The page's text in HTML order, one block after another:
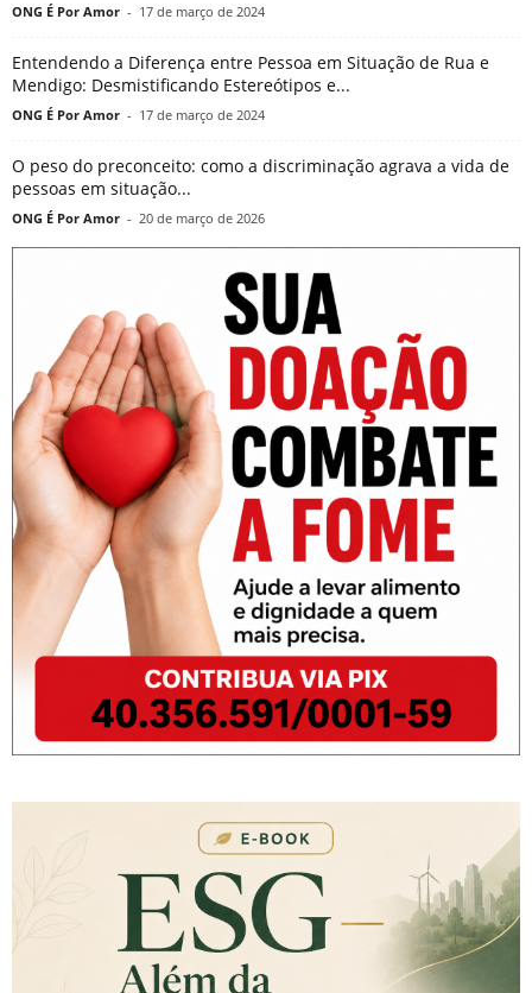
ONG É Por Amor - 17 de março de 2024
Entendendo a Diferença entre Pessoa em Situação de Rua e
Mendigo: Desmistificando Estereótipos e...
ONG É Por Amor - 17 de março de 2024
O peso do preconceito: como a discriminação agrava a vida de
pessoas em situação...
ONG É Por Amor - 20 de março de 2026